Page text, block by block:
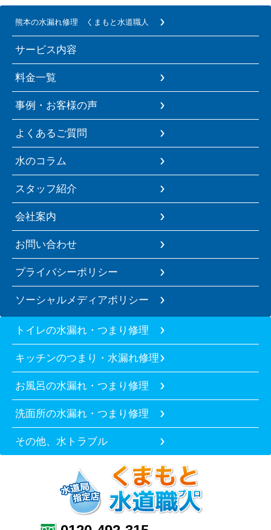
熊本の水漏れ修理 くまもと水道職人
サービス内容
料金一覧
事例・お客様の声
よくあるご質問
水のコラム
スタッフ紹介
会社案内
お問い合わせ
プライバシーポリシー
ソーシャルメディアポリシー
トイレの水漏れ・つまり修理
キッチンのつまり・水漏れ修理
お風呂の水漏れ・つまり修理
洗面所の水漏れ・つまり修理
その他、水トラブル